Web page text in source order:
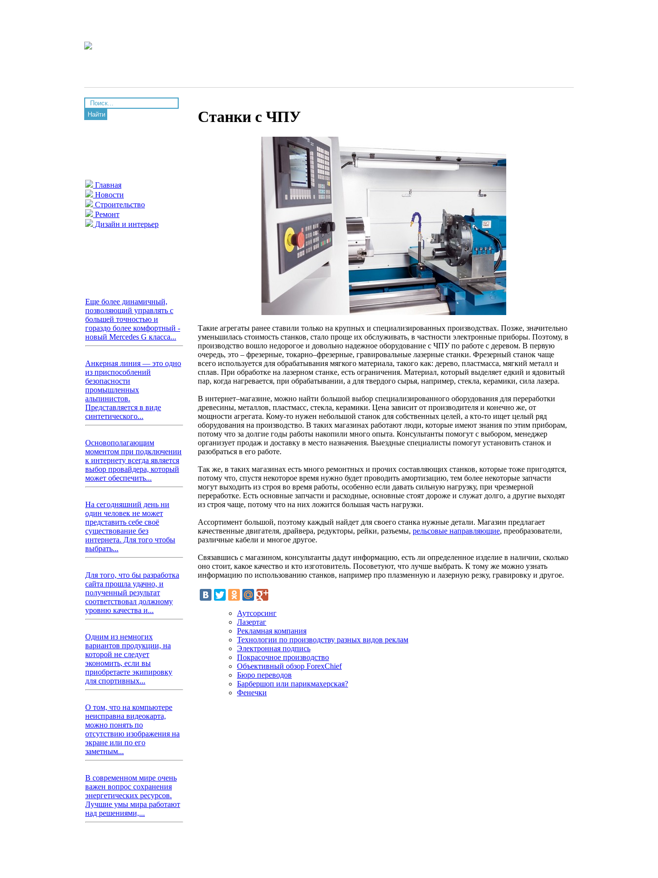
Найти
Главная
Новости
Строительство
Ремонт
Дизайн и интерьер
Еще более динамичный,
позволяющий управлять с
большей точностью и
гораздо более комфортный -
новый Mercedes G класса...
Анкерная линия — это одно
из приспособлений
безопасности
промышленных
альпинистов.
Представляется в виде
синтетического...
Основополагающим
моментом при подключении
к интернету всегда является
выбор провайдера, который
может обеспечить...
На сегодняшний день ни
один человек не может
представить себе своё
существование без
интернета. Для того чтобы
выбрать...
Для того, что бы разработка
сайта прошла удачно, и
полученный результат
соответствовал должному
уровню качества и...
Одним из немногих
вариантов продукции, на
которой не следует
экономить, если вы
приобретаете экипировку
для спортивных...
О том, что на компьютере
неисправна видеокарта,
можно понять по
отсутствию изображения на
экране или по его
заметным...
В современном мире очень
важен вопрос сохранения
энергетических ресурсов.
Лучшие умы мира работают
над решениями,...
Станки с ЧПУ
Такие агрегаты ранее ставили только на крупных и специализированных производствах. Позже, значительно
уменьшилась стоимость станков, стало проще их обслуживать, в частности электронные приборы. Поэтому, в
производство вошло недорогое и довольно надежное оборудование с ЧПУ по работе с деревом. В первую
очередь, это – фрезерные, токарно–фрезерные, гравировальные лазерные станки. Фрезерный станок чаще
всего используется для обрабатывания мягкого материала, такого как: дерево, пластмасса, мягкий металл и
сплав. При обработке на лазерном станке, есть ограничения. Материал, который выделяет едкий и ядовитый
пар, когда нагревается, при обрабатывании, а для твердого сырья, например, стекла, керамики, сила лазера.
В интернет–магазине, можно найти большой выбор специализированного оборудования для переработки
древесины, металлов, пластмасс, стекла, керамики. Цена зависит от производителя и конечно же, от
мощности агрегата. Кому-то нужен небольшой станок для собственных целей, а кто-то ищет целый ряд
оборудования на производство. В таких магазинах работают люди, которые имеют знания по этим приборам,
потому что за долгие годы работы накопили много опыта. Консультанты помогут с выбором, менеджер
организует продаж и доставку в место назначения. Выездные специалисты помогут установить станок и
разобраться в его работе.
Так же, в таких магазинах есть много ремонтных и прочих составляющих станков, которые тоже пригодятся,
потому что, спустя некоторое время нужно будет проводить амортизацию, тем более некоторые запчасти
могут выходить из строя во время работы, особенно если давать сильную нагрузку, при чрезмерной
переработке. Есть основные запчасти и расходные, основные стоят дороже и служат долго, а другие выходят
из строя чаще, потому что на них ложится большая часть нагрузки.
Ассортимент большой, поэтому каждый найдет для своего станка нужные детали. Магазин предлагает
качественные двигателя, драйвера, редукторы, рейки, разъемы, рельсовые направляющие, преобразователи,
различные кабели и многое другое.
Связавшись с магазином, консультанты дадут информацию, есть ли определенное изделие в наличии, сколько
оно стоит, какое качество и кто изготовитель. Посоветуют, что лучше выбрать. К тому же можно узнать
информацию по использованию станков, например про плазменную и лазерную резку, гравировку и другое.
Аутсорсинг
Лазертаг
Рекламная компания
Технологии по производству разных видов реклам
Электронная подпись
Покрасочное производство
Объективный обзор ForexChief
Бюро переводов
Барбершоп или парикмахерская?
Фенечки